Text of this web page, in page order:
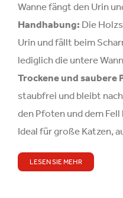
Wanne fängt den Urin
Handhabung: Die
Urin und fällt beim
lediglich die untere
Trockene und saubere
staubfrei und bleibt
den Pfoten und dem Fell
Ideal für große Katzen,
LESEN SIE MEHR